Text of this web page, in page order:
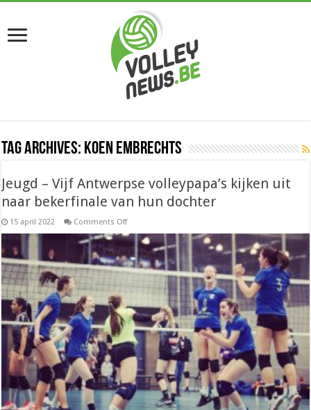
Tag Archives: Koen Embrechts
Jeugd – Vijf Antwerpse volleypapa’s kijken uit
naar bekerfinale van hun dochter
15 april 2022 Comments Offon
–
Vijf
Antwerpse
volleypapa’s
kijken
uit
van
hun
dochter